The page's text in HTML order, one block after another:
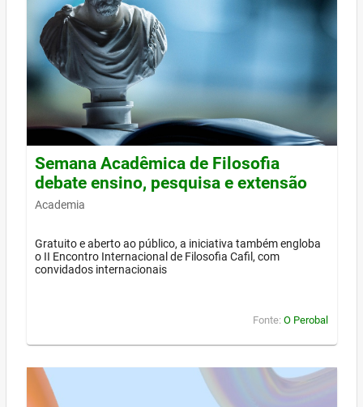
Semana Acadêmica de Filosofia
debate ensino, pesquisa e extensão
Academia
Gratuito e aberto ao público, a iniciativa também engloba
o II Encontro Internacional de Filosofia Cafil, com
convidados internacionais
Fonte: O Perobal